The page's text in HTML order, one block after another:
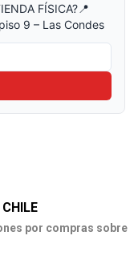
FÍSICA?📍
9 – Las Condes
por compras sobre